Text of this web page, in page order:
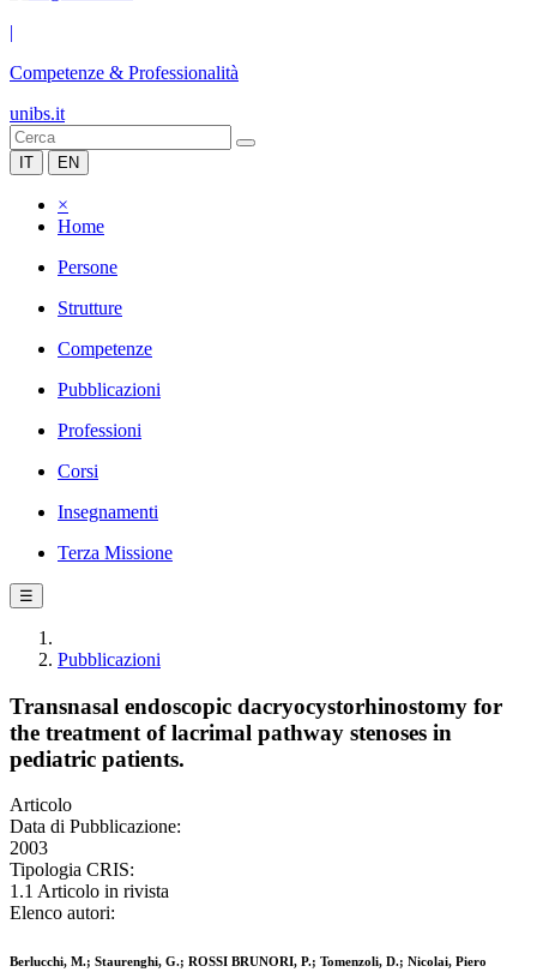
|
Competenze & Professionalità
unibs.it
IT EN
×
Home
Persone
Strutture
Competenze
Pubblicazioni
Professioni
Corsi
Insegnamenti
Terza Missione
☰
Pubblicazioni
Transnasal endoscopic dacryocystorhinostomy for
the treatment of lacrimal pathway stenoses in
pediatric patients.
Articolo
Data di Pubblicazione:
2003
Tipologia CRIS:
1.1 Articolo in rivista
Elenco autori:
Berlucchi, M.; Staurenghi, G.; ROSSI BRUNORI, P.; Tomenzoli, D.; Nicolai, Piero